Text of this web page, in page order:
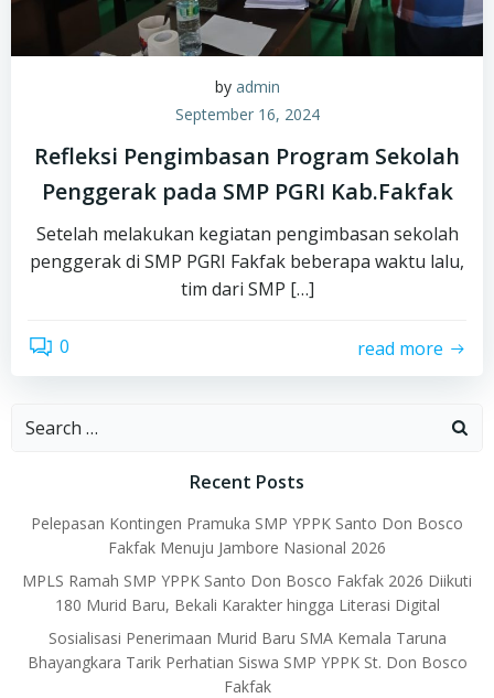
by admin
September 16, 2024
Refleksi Pengimbasan Program Sekolah
Penggerak pada SMP PGRI Kab.Fakfak
Setelah melakukan kegiatan pengimbasan sekolah
penggerak di SMP PGRI Fakfak beberapa waktu lalu,
tim dari SMP […]
0 read more
Search
Recent Posts
Pelepasan Kontingen Pramuka SMP YPPK Santo Don Bosco
Fakfak Menuju Jambore Nasional 2026
MPLS Ramah SMP YPPK Santo Don Bosco Fakfak 2026 Diikuti
180 Murid Baru, Bekali Karakter hingga Literasi Digital
Sosialisasi Penerimaan Murid Baru SMA Kemala Taruna
Bhayangkara Tarik Perhatian Siswa SMP YPPK St. Don Bosco
Fakfak